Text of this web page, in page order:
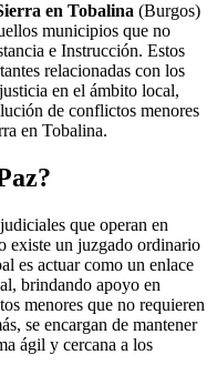
en Tobalina (Burgos)
municipios que no
e Instrucción. Estos
relacionadas con los
en el ámbito local,
de conflictos menores
en Tobalina.
que operan en
existe un juzgado ordinario
es actuar como un enlace
brindando apoyo en
menores que no requieren
se encargan de mantener
ágil y cercana a los